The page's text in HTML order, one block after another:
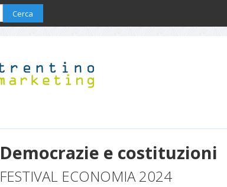
Cerca
Democrazie e costituzioni
FESTIVAL ECONOMIA 2024